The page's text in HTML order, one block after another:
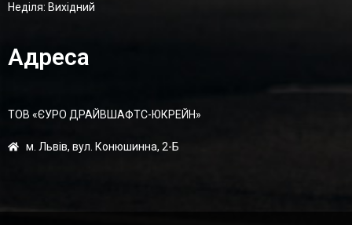
Неділя: Вихідний
Адреса
ТОВ «ЄУРО ДРАЙВШАФТC-ЮКРЕЙН»
м. Львів, вул. Конюшинна, 2-Б